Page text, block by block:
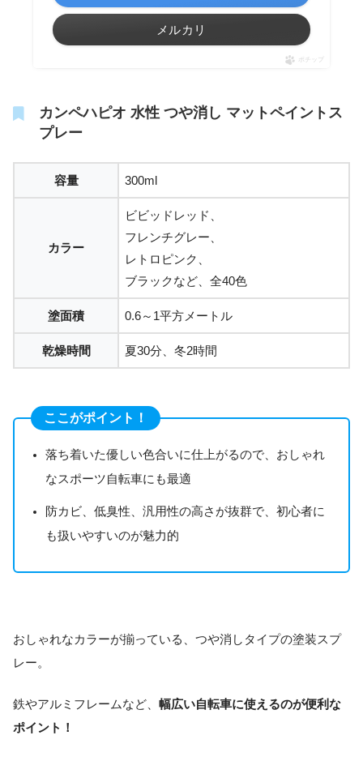
メルカリ
ポチップ
カンペハピオ 水性 つや消し マットペイントス
プレー
容量 300ml
カラー
ビビッドレッド、
フレンチグレー、
レトロピンク、
ブラックなど、全40色
塗面積 0.6～1平方メートル
乾燥時間 夏30分、冬2時間
ここがポイント！
落ち着いた優しい色合いに仕上がるので、おしゃれ
なスポーツ自転車にも最適
防カビ、低臭性、汎用性の高さが抜群で、初心者に
も扱いやすいのが魅力的
おしゃれなカラーが揃っている、つや消しタイプの塗装スプ
レー。
鉄やアルミフレームなど、 幅広い自転車に使えるのが便利な
ポイント！